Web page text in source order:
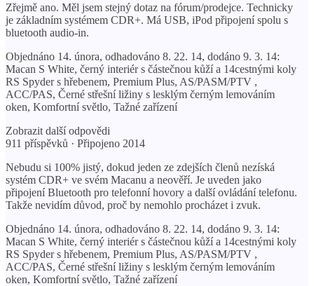
Zřejmě ano. Měl jsem stejný dotaz na fórum/prodejce. Technicky
je základním systémem CDR+. Má USB, iPod připojení spolu s
bluetooth audio-in.
Objednáno 14. února, odhadováno 8. 22. 14, dodáno 9. 3. 14:
Macan S White, černý interiér s částečnou kůží a 14cestnými koly
RS Spyder s hřebenem, Premium Plus, AS/PASM/PTV ,
ACC/PAS, Černé střešní ližiny s lesklým černým lemováním
oken, Komfortní světlo, Tažné zařízení
Zobrazit další odpovědi
911 příspěvků · Připojeno 2014
Nebudu si 100% jistý, dokud jeden ze zdejších členů nezíská
systém CDR+ ve svém Macanu a neověří. Je uveden jako
připojení Bluetooth pro telefonní hovory a další ovládání telefonu.
Takže nevidím důvod, proč by nemohlo procházet i zvuk.
Objednáno 14. února, odhadováno 8. 22. 14, dodáno 9. 3. 14:
Macan S White, černý interiér s částečnou kůží a 14cestnými koly
RS Spyder s hřebenem, Premium Plus, AS/PASM/PTV ,
ACC/PAS, Černé střešní ližiny s lesklým černým lemováním
oken, Komfortní světlo, Tažné zařízení